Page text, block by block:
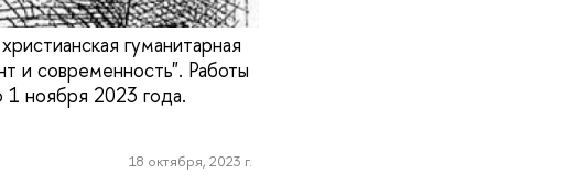
гуманитарная
и современность". Работы
ноября 2023 года.
18 октября, 2023 г.